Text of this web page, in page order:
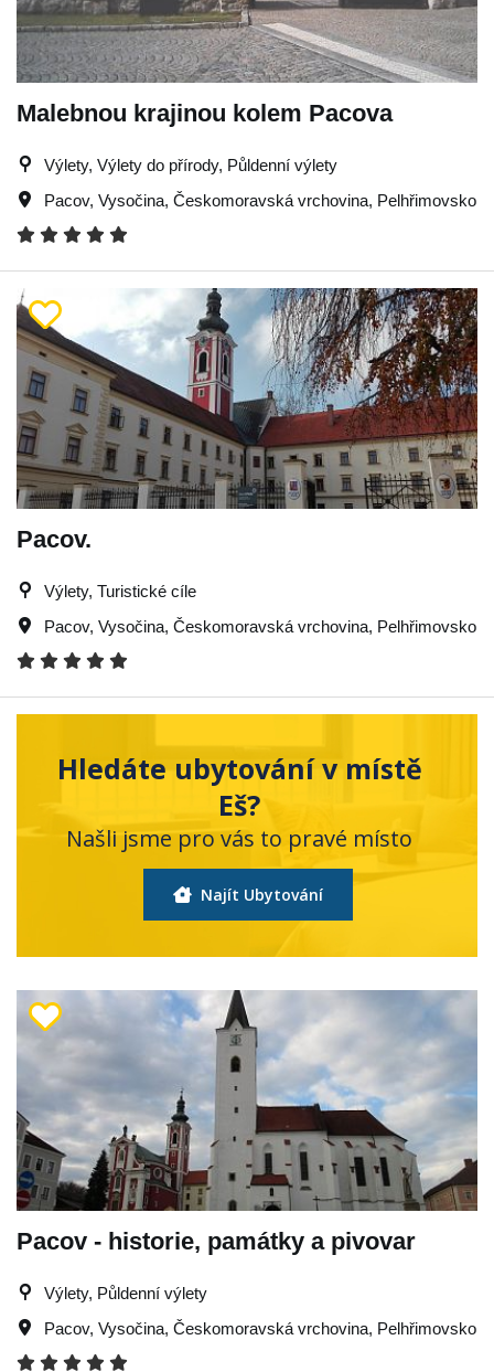
Malebnou krajinou kolem Pacova
Výlety, Výlety do přírody, Půldenní výlety
Pacov, Vysočina, Českomoravská vrchovina, Pelhřimovsko
Pacov.
Výlety, Turistické cíle
Pacov, Vysočina, Českomoravská vrchovina, Pelhřimovsko
Hledáte ubytování v místě
Eš?
Našli jsme pro vás to pravé místo
Najít Ubytování
Pacov - historie, památky a pivovar
Výlety, Půldenní výlety
Pacov, Vysočina, Českomoravská vrchovina, Pelhřimovsko